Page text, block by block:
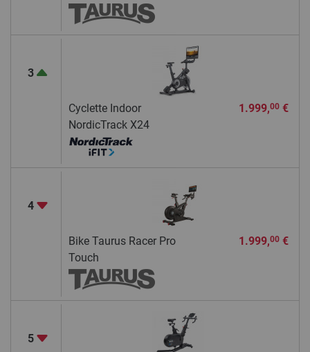
3
Cyclette Indoor
NordicTrack X24
1.999,00€
4
Bike Taurus Racer Pro
Touch
1.999,00€
5